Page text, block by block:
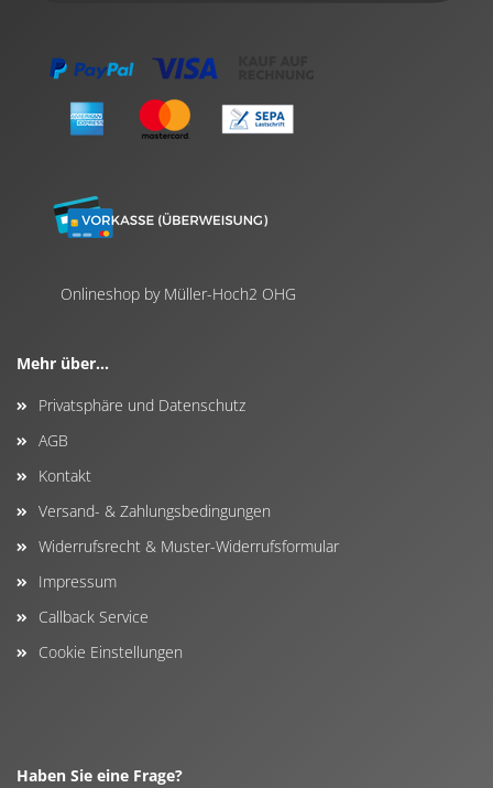
Onlineshop by Müller-Hoch2 OHG
Mehr über...
Privatsphäre und Datenschutz
AGB
Kontakt
Versand- & Zahlungsbedingungen
Widerrufsrecht & Muster-Widerrufsformular
Impressum
Callback Service
Cookie Einstellungen
Haben Sie eine Frage?